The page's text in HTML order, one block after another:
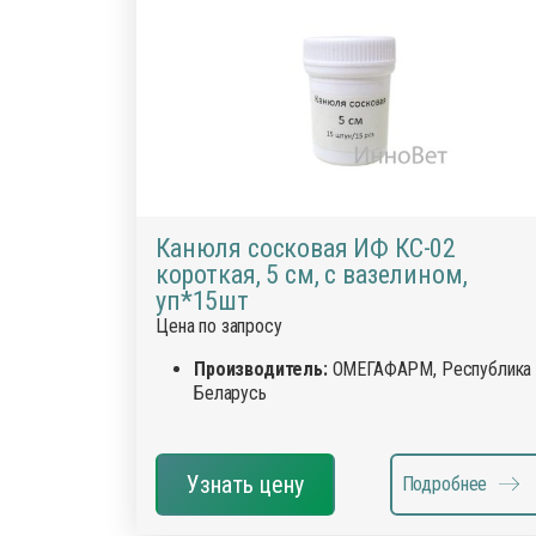
Препараты для свиней
Канюля сосковая ИФ КС-02
короткая, 5 см, с вазелином,
уп*15шт
Цена по запросу
Производитель:ОМЕГАФАРМ, Республика
Беларусь
Узнать цену Подробнее